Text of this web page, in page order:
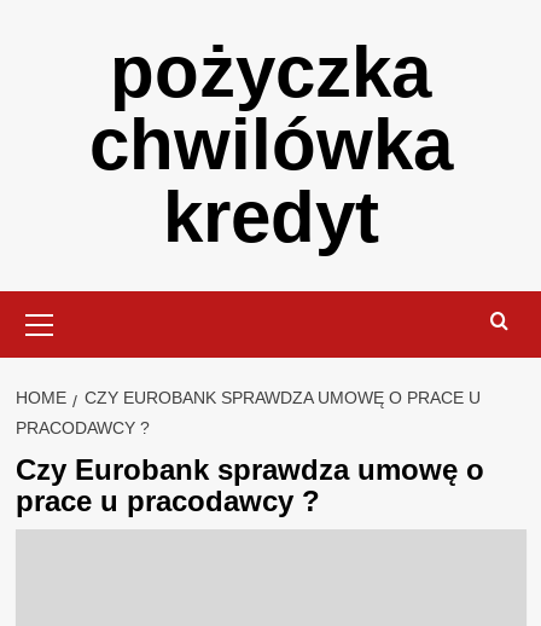
pożyczka
chwilówka
kredyt
Menu
HOME
CZY EUROBANK SPRAWDZA UMOWĘ O PRACE U
PRACODAWCY ?
Czy Eurobank sprawdza umowę o
prace u pracodawcy ?